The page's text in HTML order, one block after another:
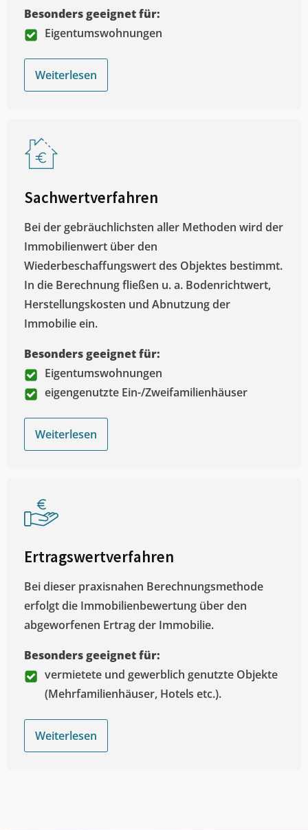
Besonders geeignet für:
Eigentumswohnungen
Weiterlesen
Sachwertverfahren
Bei der gebräuchlichsten aller Methoden wird der
Immobilienwert über den
Wiederbeschaffungswert des Objektes bestimmt.
In die Berechnung fließen u. a. Bodenrichtwert,
Herstellungskosten und Abnutzung der
Immobilie ein.
Besonders geeignet für:
Eigentumswohnungen
eigengenutzte Ein-/Zweifamilienhäuser
Weiterlesen
Ertragswertverfahren
Bei dieser praxisnahen Berechnungsmethode
erfolgt die Immobilienbewertung über den
abgeworfenen Ertrag der Immobilie.
Besonders geeignet für:
vermietete und gewerblich genutzte Objekte
(Mehrfamilienhäuser, Hotels etc.).
Weiterlesen